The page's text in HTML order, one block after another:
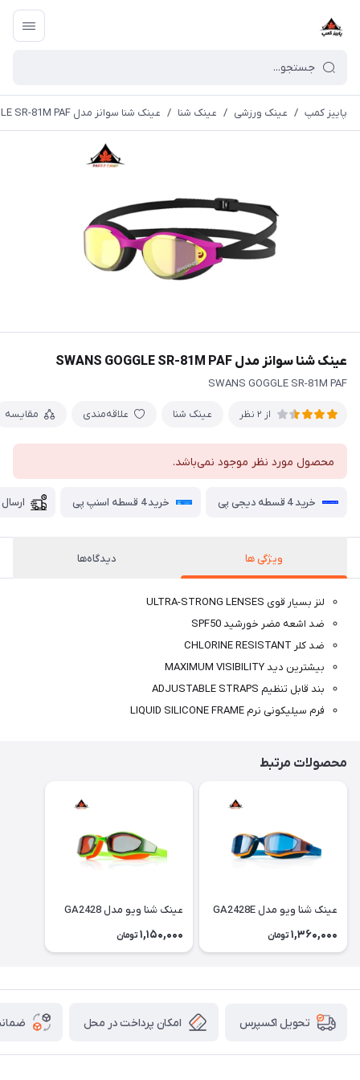
پاییز کمپ / عینک ورزشی / عینک شنا / عینک شنا سوانز مدل SWANS GOGGLE SR-81M PAF
عینک شنا سوانز مدل SWANS GOGGLE SR-81M PAF
SWANS GOGGLE SR-81M PAF
از 2 نظر عینک شنا علاقه‌مندی مقایسه
محصول مورد نظر موجود نمی‌باشد.
خرید 4 قسطه دیجی پی خرید 4 قسطه اسنپ پی
ویژگی ها دیدگاه‌ها
لنز بسیار قوی ULTRA-STRONG LENSES
ضد اشعه مضر خورشید SPF50
ضد کلر CHLORINE RESISTANT
بیشترین دید MAXIMUM VISIBILITY
بند قابل تنظیم ADJUSTABLE STRAPS
فرم سیلیکونی نرم LIQUID SILICONE FRAME
محصولات مرتبط
عینک شنا ویو مدل GA2428E
1,360,000 تومان
عینک شنا ویو مدل GA2428
1,150,000 تومان
تحویل اکسپرس امکان پرداخت در محل